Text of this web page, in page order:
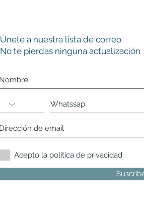
Únete a nuestra lista de correo
No te pierdas ninguna actualización
Acepto la política de privacidad.